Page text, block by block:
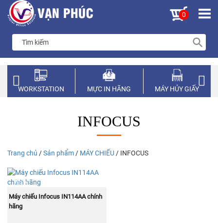
0
WORKSTATION MỰC IN HÃNG MÁY HỦY GIẤY
INFOCUS
Trang chủ /Sản phẩm / MÁY CHIẾU / INFOCUS
NEW
MUA NGAY
Máy chiếu Infocus IN114AA chính
hãng